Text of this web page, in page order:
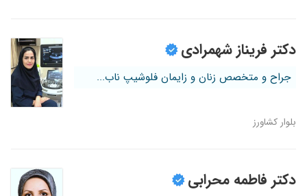
دکتر فریناز شهمرادی
جراح و متخصص زنان و زایمان فلوشیپ ناب...
بلوار کشاورز
دکتر فاطمه محرابی